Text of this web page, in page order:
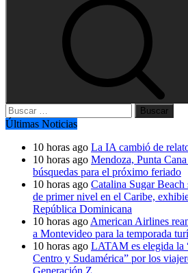
Buscar:
Últimas Noticias
10 horas ago La IA cambió de
10 horas ago Mendoza, Punta
búsquedas para el próximo feriado
10 horas ago Catalina Sugar
de primer nivel en el Caribe,
República Dominicana
10 horas ago American Airlines
a Montevideo para la temporada
10 horas ago LATAM es elegida la
Centro y Sudamérica” por los
Generación Z